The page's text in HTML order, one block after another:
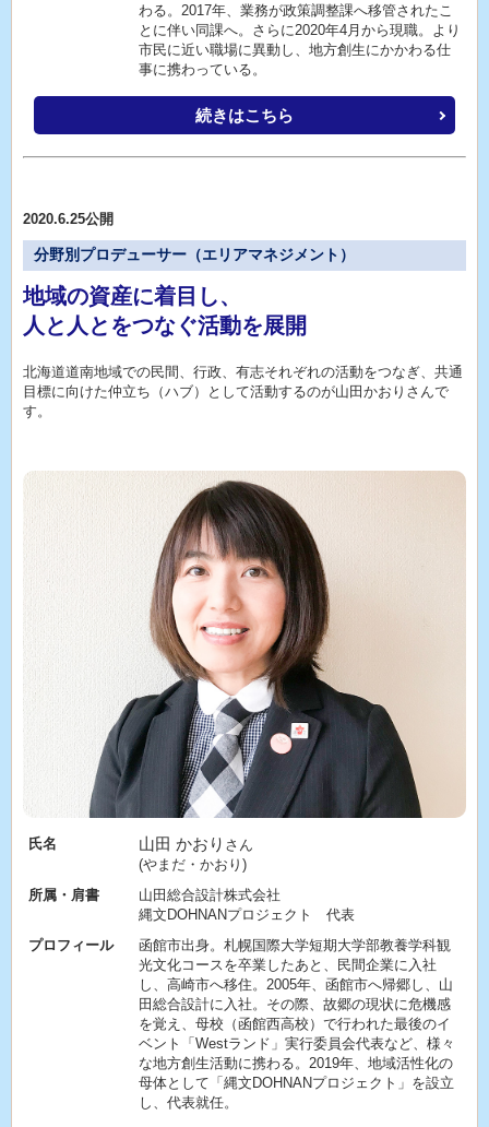
わる。2017年、業務が政策調整課へ移管されたこ
とに伴い同課へ。さらに2020年4月から現職。より
市民に近い職場に異動し、地方創生にかかわる仕
事に携わっている。
続きはこちら
2020.6.25公開
分野別プロデューサー（エリアマネジメント）
地域の資産に着目し、
人と人とをつなぐ活動を展開
北海道道南地域での民間、行政、有志それぞれの活動をつなぎ、共通
目標に向けた仲立ち（ハブ）として活動するのが山田かおりさんで
す。
氏名 山田 かおり さん
(やまだ・かおり)
所属・肩書
山田総合設計株式会社
縄文DOHNANプロジェクト 代表
プロフィール
函館市出身。札幌国際大学短期大学部教養学科観
光文化コースを卒業したあと、民間企業に入社
し、高崎市へ移住。2005年、函館市へ帰郷し、山
田総合設計に入社。その際、故郷の現状に危機感
を覚え、母校（函館西高校）で行われた最後のイ
ベント「Westランド」実行委員会代表など、様々
な地方創生活動に携わる。2019年、地域活性化の
母体として「縄文DOHNANプロジェクト」を設立
し、代表就任。